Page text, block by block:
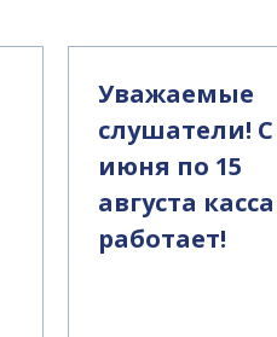
Уважаемые
слушатели! С
июня по 15
августа
работает!